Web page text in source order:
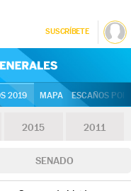
SUSCRÍBETE
2019 MAPA ESCAÑOS
2015 2011
SENADO